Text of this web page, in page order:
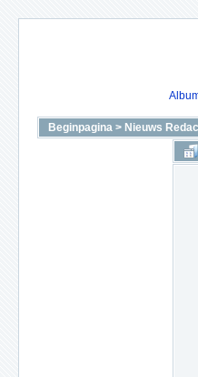
Beginpagina > Nieuws